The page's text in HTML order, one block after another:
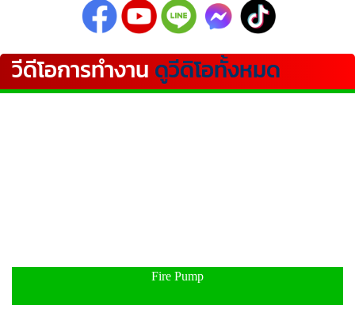
วีดีโอการทำงาน ดูวีดิโอทั้งหมด
Fire Pump